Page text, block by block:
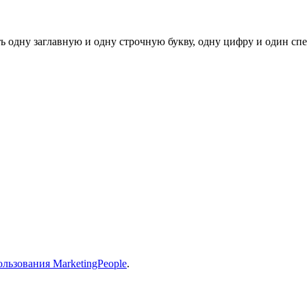
одну заглавную и одну строчную букву, одну цифру и один
MarketingPeople.